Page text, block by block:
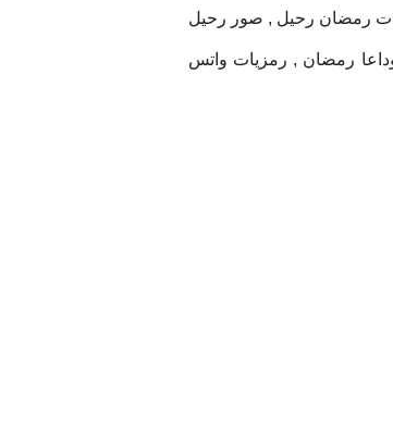
رمضان رحيل , صور رحيل
رمضان , رمزيات واتس